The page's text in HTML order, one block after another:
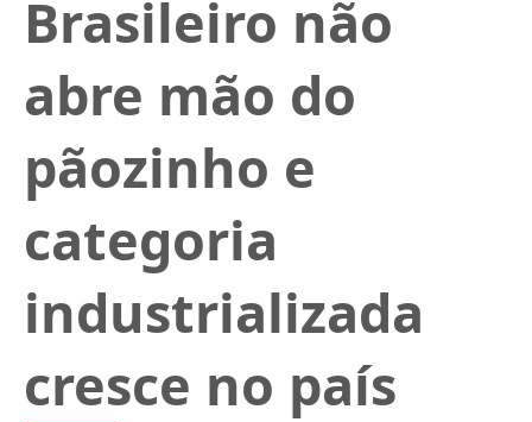
Brasileiro não
abre mão do
pãozinho e
categoria
industrializada
cresce no país